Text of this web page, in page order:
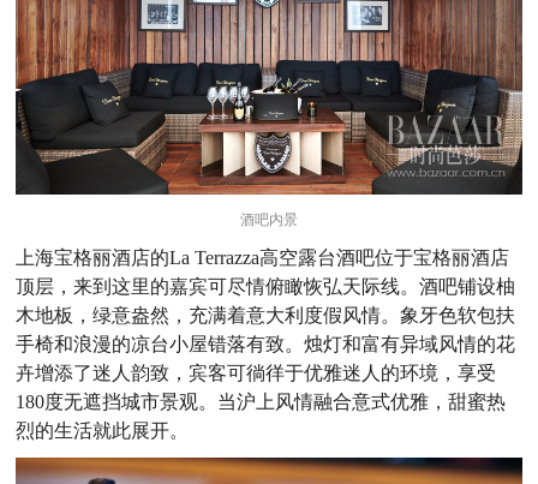
酒吧内景
上海宝格丽酒店的La Terrazza高空露台酒吧位于宝格丽酒店
顶层，来到这里的嘉宾可尽情俯瞰恢弘天际线。酒吧铺设柚
木地板，绿意盎然，充满着意大利度假风情。象牙色软包扶
手椅和浪漫的凉台小屋错落有致。烛灯和富有异域风情的花
卉增添了迷人韵致，宾客可徜徉于优雅迷人的环境，享受
180度无遮挡城市景观。当沪上风情融合意式优雅，甜蜜热
烈的生活就此展开。